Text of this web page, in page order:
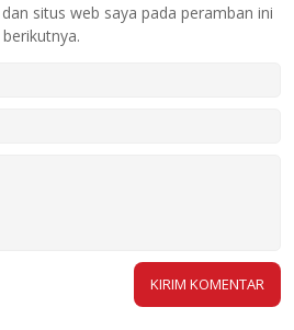
situs web saya pada peramban ini